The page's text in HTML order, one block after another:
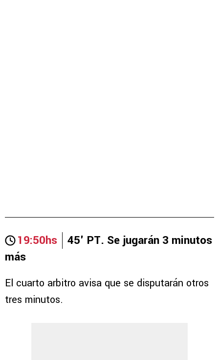
19:50hs
45' PT. Se jugarán 3 minutos
más
El cuarto arbitro avisa que se disputarán otros
tres minutos.